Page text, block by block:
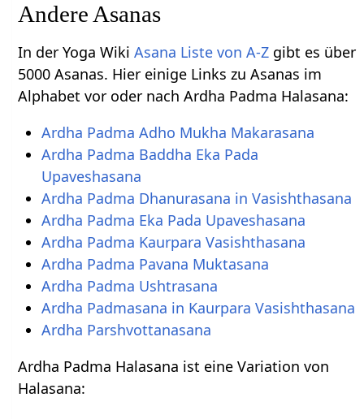
Andere Asanas
In der Yoga WikiAsana Liste von A-Z gibt es über
5000 Asanas. Hier einige Links zu Asanas im
Alphabet vor oder nach Ardha Padma Halasana:
Ardha Padma Adho Mukha Makarasana
Ardha Padma Baddha Eka Pada
Upaveshasana
Ardha Padma Dhanurasana in Vasishthasana
Ardha Padma Eka Pada Upaveshasana
Ardha Padma Kaurpara Vasishthasana
Ardha Padma Pavana Muktasana
Ardha Padma Ushtrasana
Ardha Padmasana in Kaurpara Vasishthasana
Ardha Parshvottanasana
Ardha Padma Halasana ist eine Variation von
Halasana: